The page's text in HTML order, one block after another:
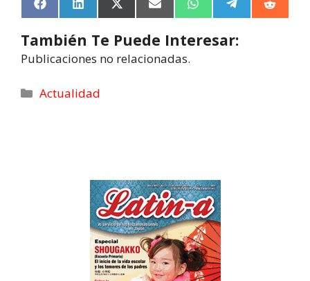
F
a
e
b
o
k
L
i
k
e
d
n
X
(
w
i
t
E
m
a
l
W
h
t
e
e
R
e
También Te Puede Interesar:
Publicaciones no relacionadas.
Actualidad